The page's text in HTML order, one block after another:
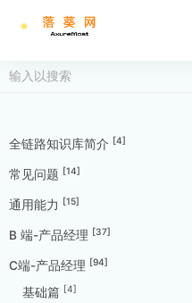
全链路知识库简介 [4]
常见问题 [14]
通用能力 [15]
B 端-产品经理 [37]
C端-产品经理 [94]
基础篇 [4]